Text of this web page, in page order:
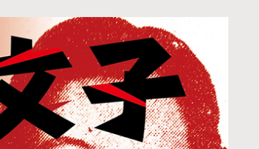
Feature
す キュレーターから探す
Legendary
成プロジェクト 調達額が大きいプロジェクト